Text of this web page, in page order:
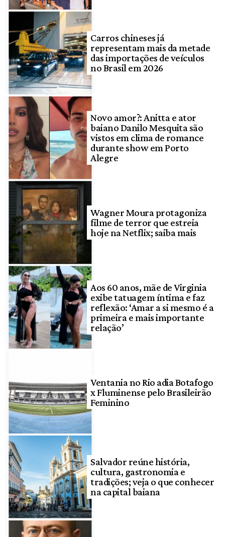
Carros chineses já
representam mais da metade
das importações de veículos
no Brasil em 2026
Novo amor?: Anitta e ator
baiano Danilo Mesquita são
vistos em clima de romance
durante show em Porto
Alegre
Wagner Moura protagoniza
filme de terror que estreia
hoje na Netflix; saiba mais
Aos 60 anos, mãe de Virginia
exibe tatuagem íntima e faz
reflexão: ‘Amar a si mesmo é a
primeira e mais importante
relação’
Ventania no Rio adia Botafogo
x Fluminense pelo Brasileirão
Feminino
Salvador reúne história,
cultura, gastronomia e
tradições; veja o que conhecer
na capital baiana